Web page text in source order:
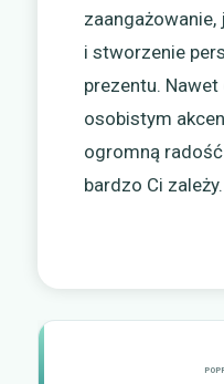
zaangażowanie,
i stworzenie
prezentu.
osobistym
ogromną
bardzo Ci zależy.